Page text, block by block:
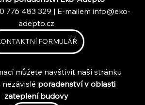
776 483 329 | E-mailem info@eko-
adepto.cz
FORMULÁŘ
můžete navštívit naší stránku
poradenství v oblasti
zateplení budovy